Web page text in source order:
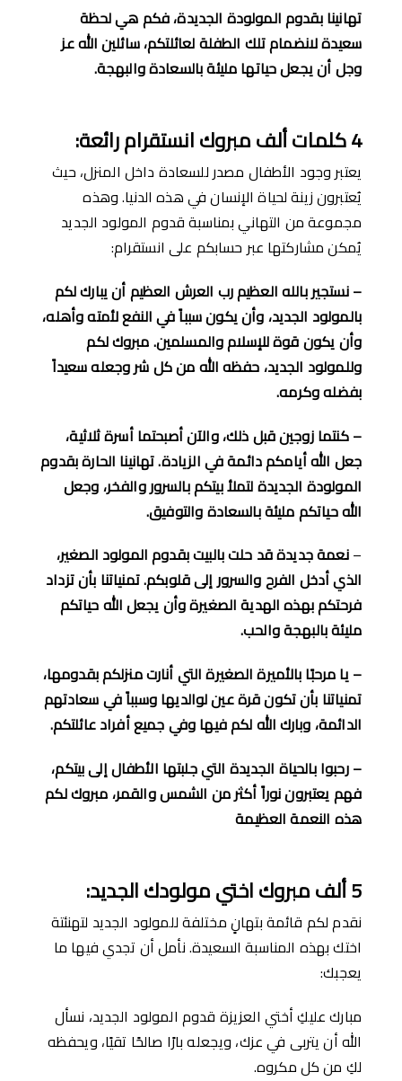
تهانينا بقدوم المولودة الجديدة، فكم هي لحظة
سعيدة لانضمام تلك الطفلة لعائلتكم، سائلين الله عز
وجل أن يجعل حياتها مليئة بالسعادة والبهجة.
4كلماتألف مبروك انستقرام رائعة:
يعتبر وجود الأطفال مصدر للسعادة داخل المنزل، حيث
يُعتبرون زينة لحياة الإنسان في هذه الدنيا. وهذه
مجموعة من التهاني بمناسبة قدوم المولود الجديد
يُمكن مشاركتها عبر حسابكم على انستقرام:
–نستجير بالله العظيم رب العرش العظيم أن يبارك لكم
بالمولود الجديد، وأن يكون سبباً في النفع لأمته وأهله،
وأن يكون قوة للإسلام والمسلمين.مبروك لكم
وللمولود الجديد، حفظه الله من كل شر وجعله سعيداً
بفضله وكرمه.
–كنتما زوجين قبل ذلك، والآن أصبحتما أسرة ثلاثية،
جعل الله أيامكم دائمة في الزيادة.تهانينا الحارة بقدوم
المولودة الجديدة لتملأ بيتكم بالسرور والفخر، وجعل
الله حياتكم مليئة بالسعادة والتوفيق.
–نعمة جديدة قد حلت بالبيتبقدوم المولود الصغير،
الذي أدخل الفرح والسرور إلى قلوبكم.تمنياتنا بأن تزداد
فرحتكم بهذه الهدية الصغيرة وأن يجعل الله حياتكم
مليئة بالبهجة والحب.
–يا مرحبًا بالأميرة الصغيرة التي أنارت منزلكم بقدومها،
تمنياتنا بأن تكون قرة عين لوالديها وسبباً في سعادتهم
الدائمة، وبارك الله لكم فيها وفي جميع أفراد عائلتكم.
–رحبوا بالحياة الجديدة التي جلبتها الأطفال إلى بيتكم،
فهم يعتبرون نوراً أكثر من الشمس والقمر، مبروك لكم
هذه النعمة العظيمة
5ألف مبروك اختي مولودك الجديد:
نقدم لكم قائمة بتهانٍ مختلفة للمولود الجديد لتهنئتة
اختك بهذه المناسبة السعيدة. نأمل أن تجدي فيها ما
يعجبك:
مبارك عليكِ أختي العزيزة قدوم المولود الجديد، نسأل
الله أن يتربى في عزك، ويجعله بارًا صالحًا تقيًا، ويحفظه
لكِ من كل مكروه.